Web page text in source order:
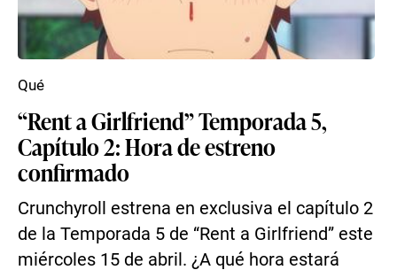
“Rent a Girlfriend” Temporada 5,
Capítulo 2: Hora de estreno
confirmado
Crunchyroll estrena en exclusiva el capítulo 2
de la Temporada 5 de “Rent a Girlfriend” este
miércoles 15 de abril. ¿A qué hora estará
Qué